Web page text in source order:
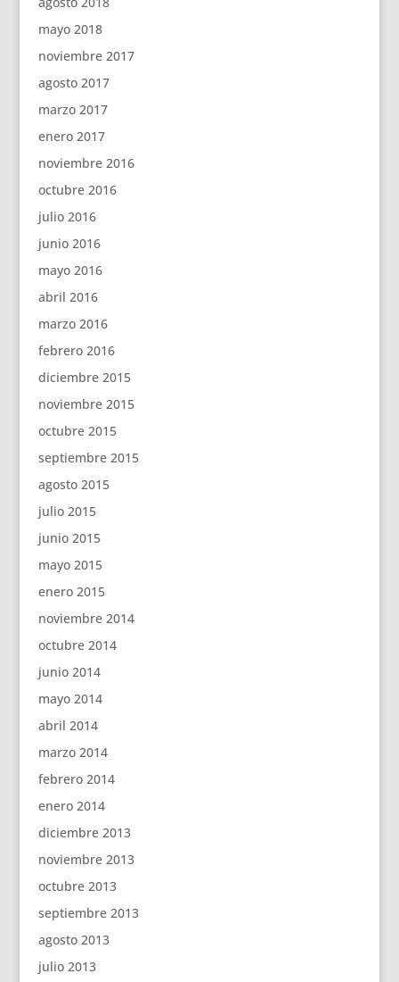
mayo 2018
noviembre 2017
agosto 2017
marzo 2017
enero 2017
noviembre 2016
octubre 2016
julio 2016
junio 2016
mayo 2016
abril 2016
marzo 2016
febrero 2016
diciembre 2015
noviembre 2015
octubre 2015
septiembre 2015
agosto 2015
julio 2015
junio 2015
mayo 2015
enero 2015
noviembre 2014
octubre 2014
junio 2014
mayo 2014
abril 2014
marzo 2014
febrero 2014
enero 2014
diciembre 2013
noviembre 2013
octubre 2013
septiembre 2013
agosto 2013
julio 2013